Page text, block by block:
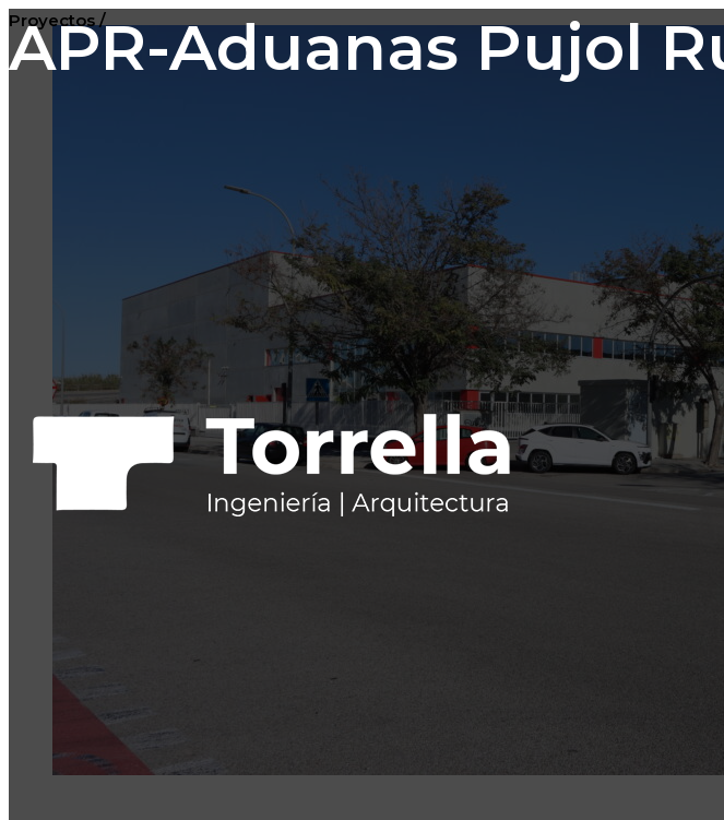
Proyectos /
APR-Aduanas Pujol